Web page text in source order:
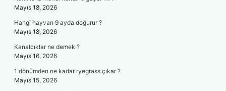
Mayıs 18, 2026
Hangi hayvan 9 ayda doğurur ?
Mayıs 18, 2026
Kanalcıklar ne demek ?
Mayıs 16, 2026
1 dönümden ne kadar ryegrass çıkar ?
Mayıs 15, 2026